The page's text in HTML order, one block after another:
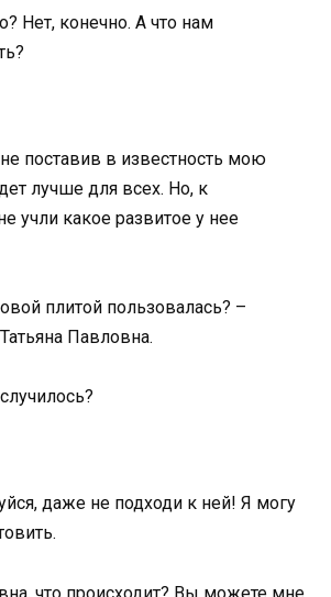
Нет, конечно. А что нам
поставив в известность мою
лучше для всех. Но, к
учли какое развитое у нее
плитой пользовалась? –
Павловна.
даже не подходи к ней! Я могу
что происходит? Вы можете мне